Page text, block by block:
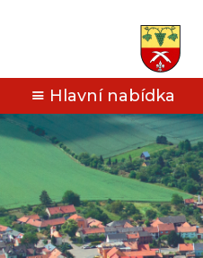
Hlavní nabídka